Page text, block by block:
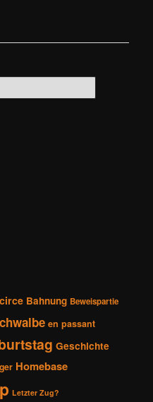
Bahnung Beweispartie
en passant
Geschichte
Homebase
Letzter Zug?